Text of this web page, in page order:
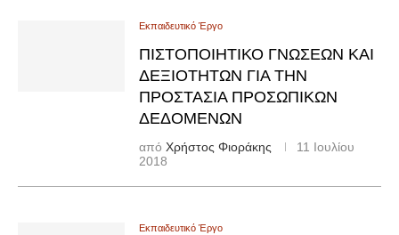
Εκπαιδευτικό Έργο
ΠΙΣΤΟΠΟΙΗΤΙΚΌ ΓΝΏΣΕΩΝ ΚΑΙ
ΔΕΞΙΟΤΉΤΩΝ ΓΙΑ ΤΗΝ
ΠΡΟΣΤΑΣΊΑ ΠΡΟΣΩΠΙΚΏΝ
ΔΕΔΟΜΈΝΩΝ
από Χρήστος Φιοράκης
11 Ιουλίου
2018
Εκπαιδευτικό Έργο